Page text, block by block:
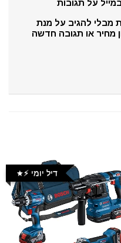
על תגובות
מבלי להגיב על מנת
מחיר או תגובה חדשה
דיל יומי ⚡️